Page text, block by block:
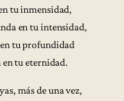
tu inmensidad,
en tu intensidad,
tu profundidad
tu eternidad.
más de una vez,